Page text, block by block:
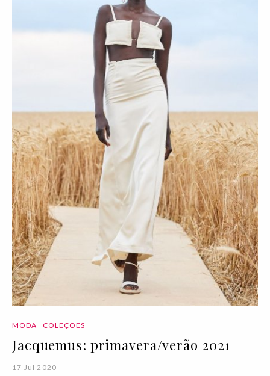
MODA COLEÇÕES
Jacquemus: primavera/verão 2021
17 Jul 2020